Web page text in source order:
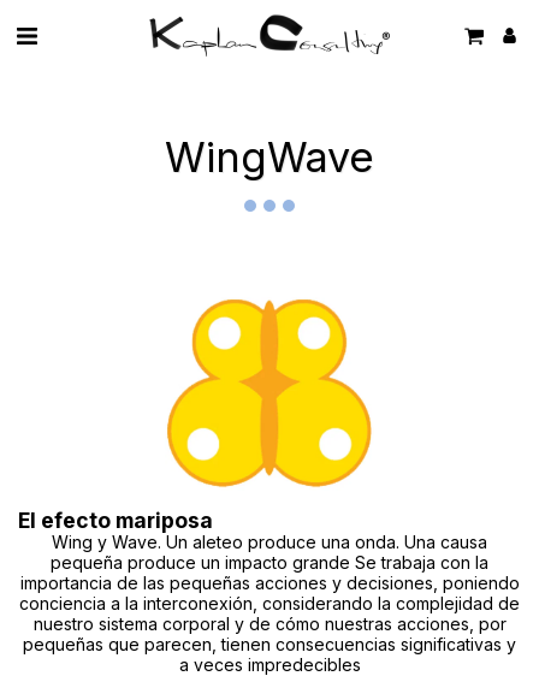
WingWave
El efecto mariposa
Wing y Wave. Un aleteo produce una onda. Una causa
pequeña produce un impacto grande Se trabaja con la
importancia de las pequeñas acciones y decisiones, poniendo
conciencia a la interconexión, considerando la complejidad de
nuestro sistema corporal y de cómo nuestras acciones, por
pequeñas que parecen, tienen consecuencias significativas y
a veces impredecibles